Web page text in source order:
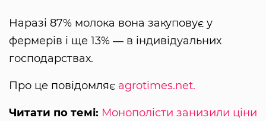
Наразі 87% молока вона закуповує у
фермерів і ще 13% ― в індивідуальних
господарствах.
Про це повідомляє agrotimes.net.
Читати по темі: Монополісти занизили ціни